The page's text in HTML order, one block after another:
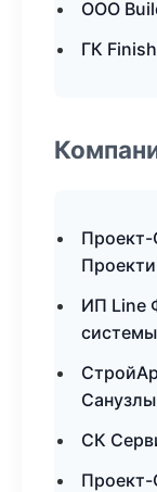
ООО
ГК
ИП Line
системы
СК